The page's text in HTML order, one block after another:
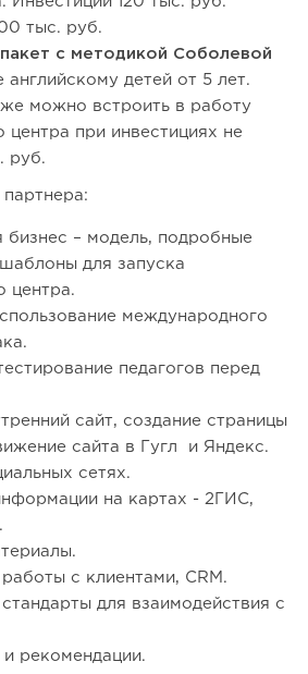
тыс. руб.
с методикой Соболевой
английскому детей от 5 лет.
можно встроить в работу
центра при инвестициях не
руб.
бизнес – модель, подробные
для запуска
центра.
международного
педагогов перед
сайт, создание страницы
сайта в Гугл и Яндекс.
сетях.
на картах - 2ГИС,
с клиентами, CRM.
для взаимодействия с
и рекомендации.